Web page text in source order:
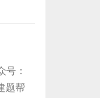
号：
题帮